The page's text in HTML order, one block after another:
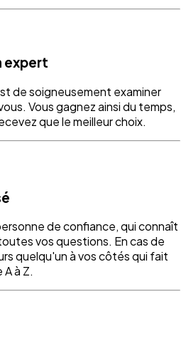
expert
de soigneusement examiner
Vous gagnez ainsi du temps,
que le meilleur choix.
de confiance, qui connaît
vos questions. En cas de
quelqu'un à vos côtés qui fait
à Z.